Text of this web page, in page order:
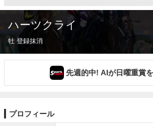
ハーツクライ
牡 登録抹消
先週的中! AIが日曜重賞
プロフィール